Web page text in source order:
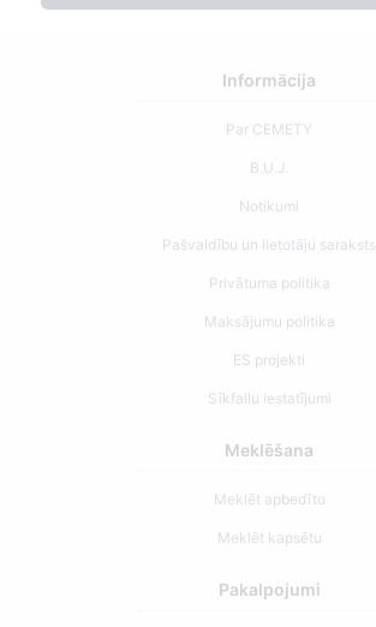
Informācija
Par CEMETY
B.U.J.
Notikumi
Pašvaldību un lietotāju saraksts
Privātuma politika
Maksājumu politika
ES projekti
Sīkfailu iestatījumi
Meklēšana
Meklēt apbedīto
Meklēt kapsētu
Pakalpojumi